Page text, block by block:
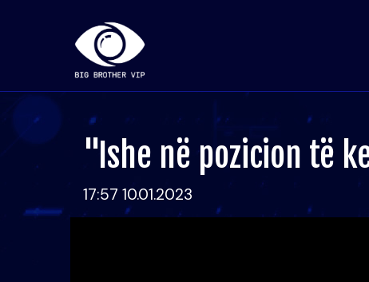
"Ishe në pozicion të
17:57 10.01.2023